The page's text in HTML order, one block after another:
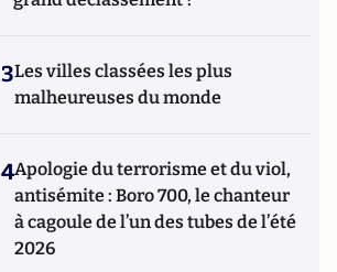
3Les villes classées les plus
malheureuses du monde
4Apologie du terrorisme et du viol,
antisémite : Boro 700, le chanteur
à cagoule de l’un des tubes de l’été
2026